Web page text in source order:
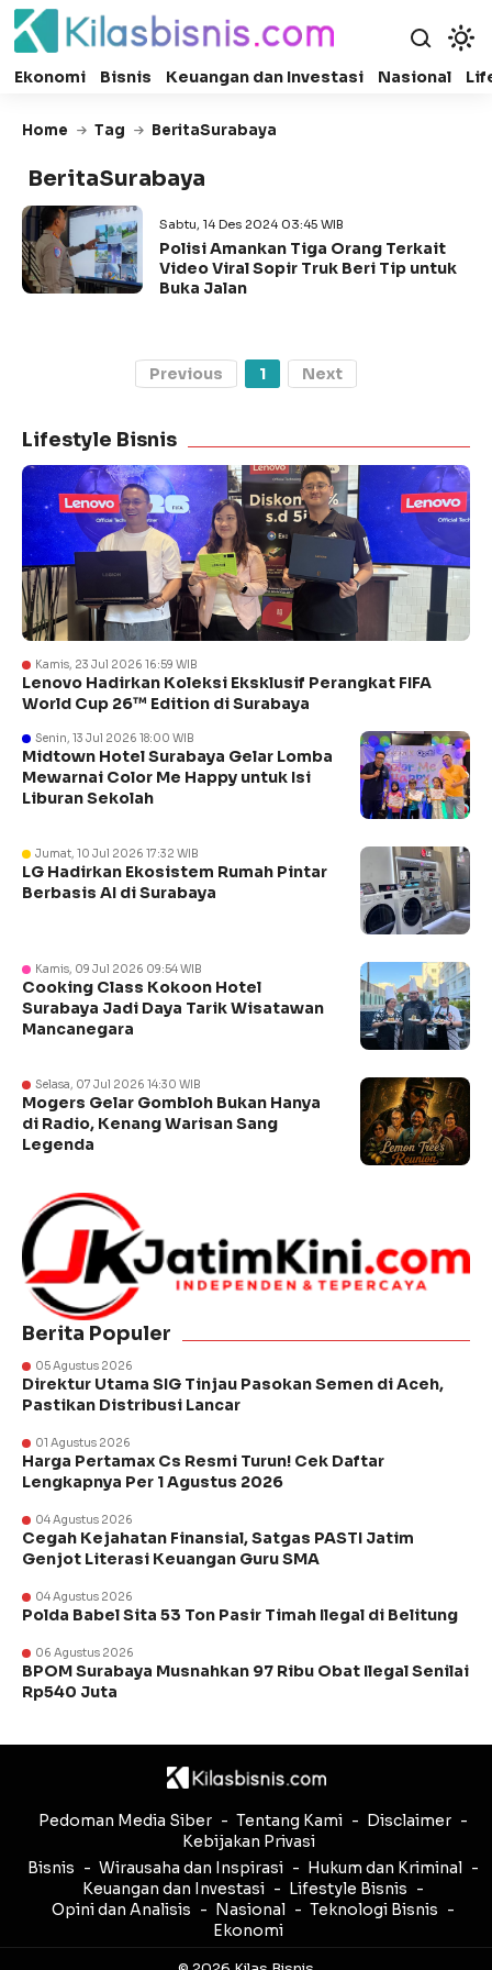
Ekonomi Bisnis Keuangan dan Investasi Nasional
Home Tag BeritaSurabaya
BeritaSurabaya
Sabtu, 14 Des 2024 03:45 WIB
Polisi Amankan Tiga Orang Terkait
Video Viral Sopir Truk Beri Tip untuk
Buka Jalan
Previous 1 Next
Lifestyle Bisnis
Kamis, 23 Jul 2026 16:59 WIB
Lenovo Hadirkan Koleksi Eksklusif Perangkat FIFA
World Cup 26™ Edition di Surabaya
Senin, 13 Jul 2026 18:00 WIB
Midtown Hotel Surabaya Gelar Lomba
Mewarnai Color Me Happy untuk Isi
Liburan Sekolah
Jumat, 10 Jul 2026 17:32 WIB
LG Hadirkan Ekosistem Rumah Pintar
Berbasis AI di Surabaya
Kamis, 09 Jul 2026 09:54 WIB
Cooking Class Kokoon Hotel
Surabaya Jadi Daya Tarik Wisatawan
Mancanegara
Selasa, 07 Jul 2026 14:30 WIB
Mogers Gelar Gombloh Bukan Hanya
di Radio, Kenang Warisan Sang
Legenda
Berita Populer
05 Agustus 2026
Direktur Utama SIG Tinjau Pasokan Semen di Aceh,
Pastikan Distribusi Lancar
01 Agustus 2026
Harga Pertamax Cs Resmi Turun! Cek Daftar
Lengkapnya Per 1 Agustus 2026
04 Agustus 2026
Cegah Kejahatan Finansial, Satgas PASTI Jatim
Genjot Literasi Keuangan Guru SMA
04 Agustus 2026
Polda Babel Sita 53 Ton Pasir Timah Ilegal di Belitung
06 Agustus 2026
BPOM Surabaya Musnahkan 97 Ribu Obat Ilegal Senilai
Rp540 Juta
Pedoman Media Siber Tentang Kami
Disclaimer
Kebijakan Privasi
Bisnis
Wirausaha dan Inspirasi
Hukum dan Kriminal
Keuangan dan Investasi
Lifestyle Bisnis
Opini dan Analisis
Nasional
Teknologi Bisnis
Ekonomi